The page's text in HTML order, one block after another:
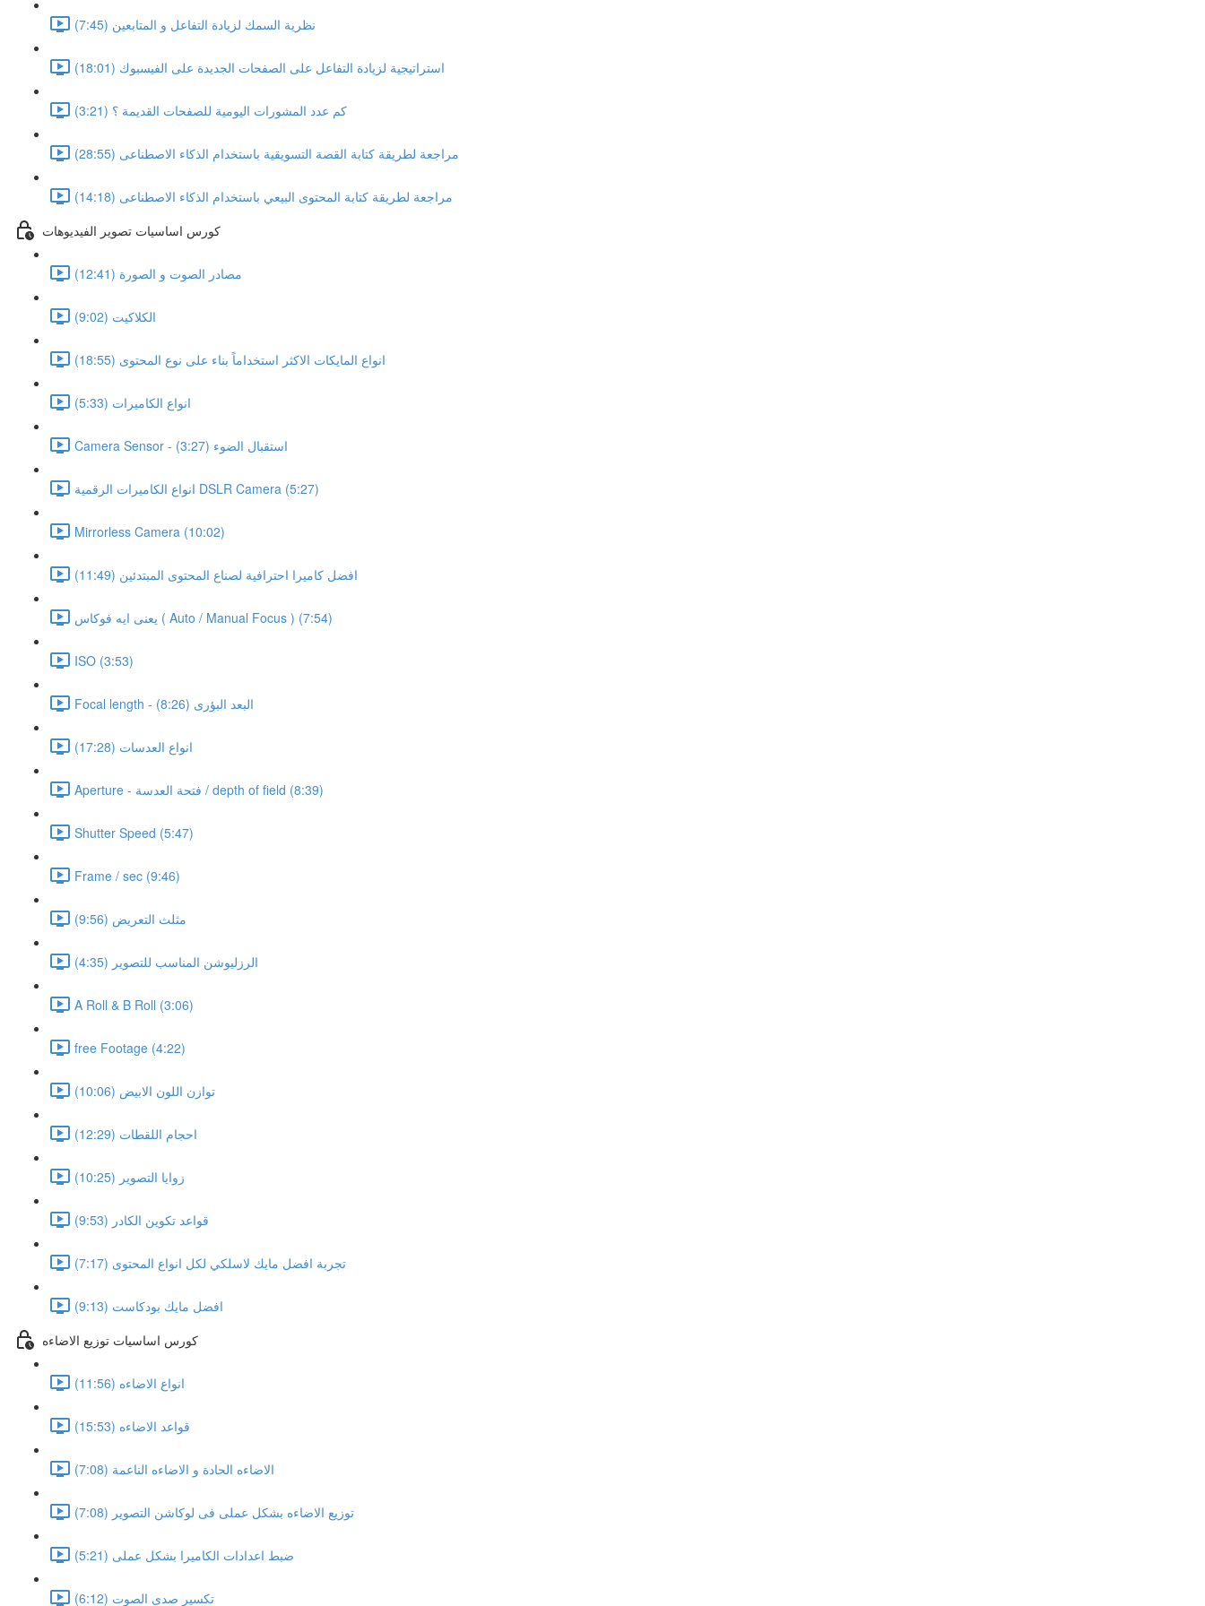
نظرية السمك لزيادة التفاعل و المتابعين (7:45)
استراتيجية لزيادة التفاعل على الصفحات الجديدة على الفيسبوك (18:01)
كم عدد المشورات اليومية للصفحات القديمة ؟ (3:21)
مراجعة لطريقة كتابة القصة التسويقية باستخدام الذكاء الاصطناعى (28:55)
مراجعة لطريقة كتابة المحتوى البيعي باستخدام الذكاء الاصطناعى (14:18)
كورس اساسيات تصوير الفيديوهات
مصادر الصوت و الصورة (12:41)
الكلاكيت (9:02)
انواع المايكات الاكثر استخداماً بناء على نوع المحتوى (18:55)
انواع الكاميرات (5:33)
Camera Sensor - استقبال الضوء (3:27)
انواع الكاميرات الرقمية DSLR Camera (5:27)
Mirrorless Camera (10:02)
افضل كاميرا احترافية لصناع المحتوى المبتدئين (11:49)
يعنى ايه فوكاس ( Auto / Manual Focus ) (7:54)
ISO (3:53)
Focal length - البعد البؤرى (8:26)
انواع العدسات (17:28)
Aperture - فتحة العدسة / depth of field (8:39)
Shutter Speed (5:47)
Frame / sec (9:46)
مثلث التعريض (9:56)
الرزليوشن المناسب للتصوير (4:35)
A Roll & B Roll (3:06)
free Footage (4:22)
توازن اللون الابيض (10:06)
احجام اللقطات (12:29)
زوايا التصوير (10:25)
قواعد تكوين الكادر (9:53)
تجربة افضل مايك لاسلكي لكل انواع المحتوى (7:17)
افضل مايك بودكاست (9:13)
كورس اساسيات توزيع الاضاءه
انواع الاضاءه (11:56)
قواعد الاضاءه (15:53)
الاضاءه الحادة و الاضاءه الناعمة (7:08)
توزيع الاضاءه بشكل عملى فى لوكاشن التصوير (7:08)
ضبط اعدادات الكاميرا بشكل عملى (5:21)
تكسير صدى الصوت (6:12)